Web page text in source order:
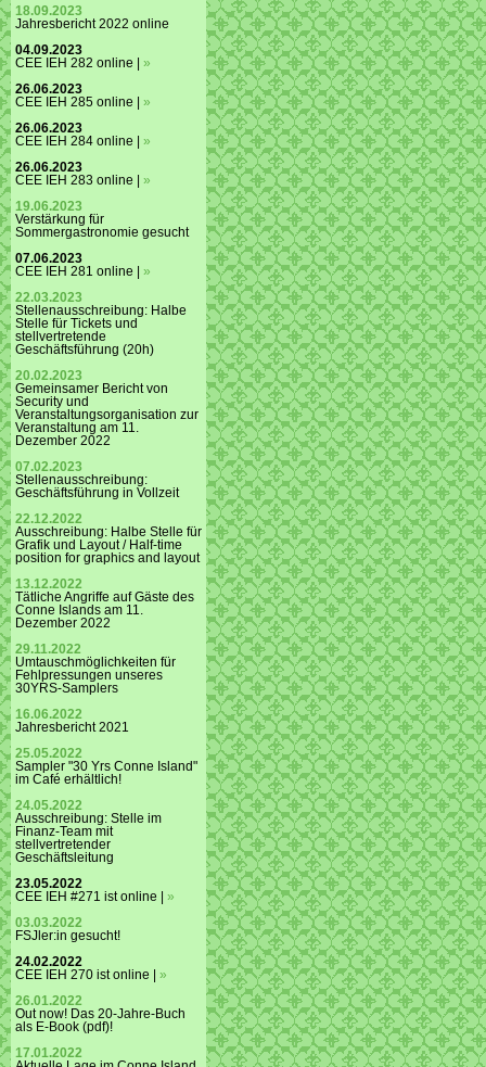
18.09.2023
Jahresbericht 2022 online
04.09.2023
CEE IEH 282 online | »
26.06.2023
CEE IEH 285 online | »
26.06.2023
CEE IEH 284 online | »
26.06.2023
CEE IEH 283 online | »
19.06.2023
Verstärkung für
Sommergastronomie gesucht
07.06.2023
CEE IEH 281 online | »
22.03.2023
Stellenausschreibung: Halbe
Stelle für Tickets und
stellvertretende
Geschäftsführung (20h)
20.02.2023
Gemeinsamer Bericht von
Security und
Veranstaltungsorganisation zur
Veranstaltung am 11.
Dezember 2022
07.02.2023
Stellenausschreibung:
Geschäftsführung in Vollzeit
22.12.2022
Ausschreibung: Halbe Stelle für
Grafik und Layout / Half-time
position for graphics and layout
13.12.2022
Tätliche Angriffe auf Gäste des
Conne Islands am 11.
Dezember 2022
29.11.2022
Umtauschmöglichkeiten für
Fehlpressungen unseres
30YRS-Samplers
16.06.2022
Jahresbericht 2021
25.05.2022
Sampler "30 Yrs Conne Island"
im Café erhältlich!
24.05.2022
Ausschreibung: Stelle im
Finanz-Team mit
stellvertretender
Geschäftsleitung
23.05.2022
CEE IEH #271 ist online | »
03.03.2022
FSJler:in gesucht!
24.02.2022
CEE IEH 270 ist online | »
26.01.2022
Out now! Das 20-Jahre-Buch
als E-Book (pdf)!
17.01.2022